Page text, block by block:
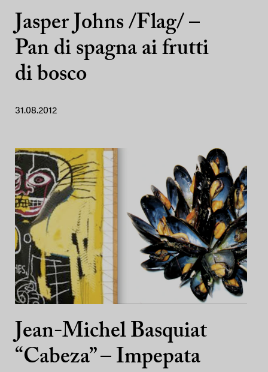
Jasper Johns /Flag/ –
Pan di spagna ai frutti
di bosco
31.08.2012
Jean-Michel Basquiat
“Cabeza” – Impepata